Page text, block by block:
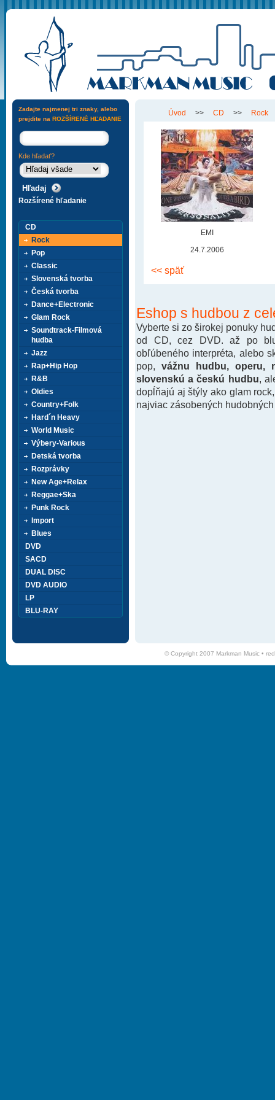
Úvod >> CD >> Rock
EMI
24.7.2006
<< späť
Eshop s hudbou z
Vyberte si zo širokej ponuky
od CD, cez DVD. až po
obľúbeného interpréta, alebo
pop, vážnu hudbu, operu,
slovenskú a českú hudbu ,
dopĺňajú aj štýly ako glam
najviac zásobených
Zadajte najmenej tri znaky, alebo
prejdite na ROZŠÍRENÉ HĽADANIE
Kde hľadať?
Rozšírené hľadanie
CD
Rock
Pop
Classic
Slovenská tvorba
Česká tvorba
Dance+Electronic
Glam Rock
Soundtrack-Filmová
hudba
Jazz
Rap+Hip Hop
R&B
Oldies
Country+Folk
Hard´n Heavy
World Music
Výbery-Various
Detská tvorba
Rozprávky
New Age+Relax
Reggae+Ska
Punk Rock
Import
Blues
DVD
SACD
DUAL DISC
DVD AUDIO
LP
BLU-RAY
© Copyright 2007 Markman Music •